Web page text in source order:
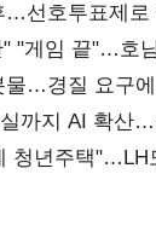
…선호투표제로
"게임 끝"…호
물…경질 요구
까지 AI 확산
청년주택"…LH